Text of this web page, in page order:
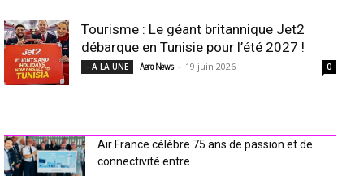
Tourisme : Le géant britannique Jet2
débarque en Tunisie pour l’été 2027 !
- A LA UNE Aero News - 19 juin 2026 0
Air France célèbre 75 ans de passion et de
connectivité entre...